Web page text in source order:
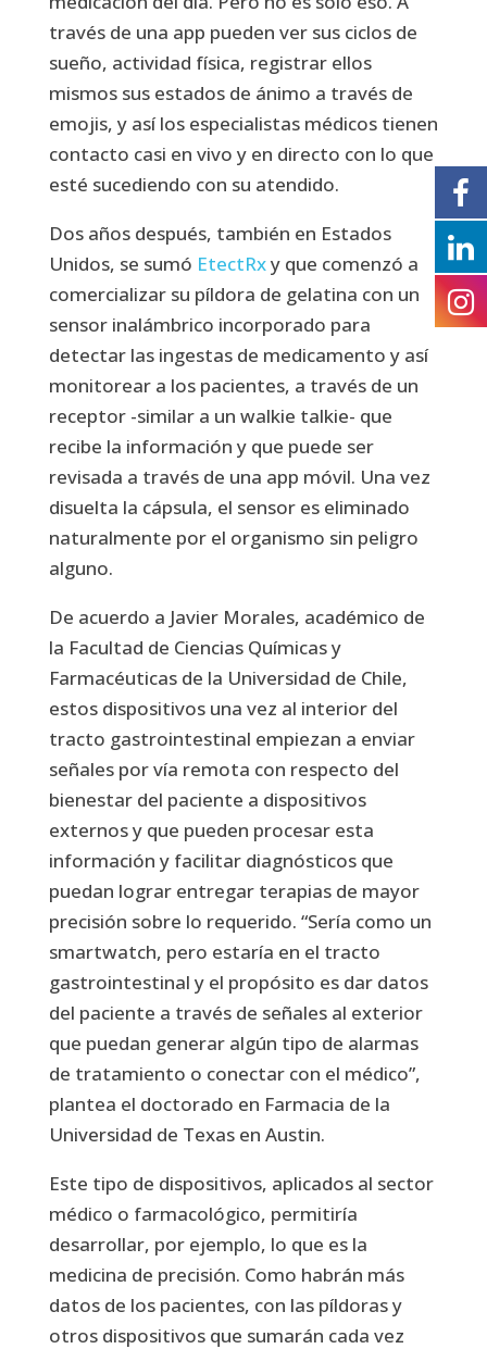
través de una app pueden ver sus ciclos de
sueño, actividad física, registrar ellos
mismos sus estados de ánimo a través de
emojis, y así los especialistas médicos tienen
contacto casi en vivo y en directo con lo que
esté sucediendo con su atendido.
Dos años después, también en Estados
Unidos, se sumó EtectRxy que comenzó a
comercializar su píldora de gelatina con un
sensor inalámbrico incorporado para
detectar las ingestas de medicamento y así
monitorear a los pacientes, a través de un
receptor -similar a un walkie talkie- que
recibe la información y que puede ser
revisada a través de una app móvil. Una vez
disuelta la cápsula, el sensor es eliminado
naturalmente por el organismo sin peligro
alguno.
De acuerdo a Javier Morales, académico de
la Facultad de Ciencias Químicas y
Farmacéuticas de la Universidad de Chile,
estos dispositivos una vez al interior del
tracto gastrointestinal empiezan a enviar
señales por vía remota con respecto del
bienestar del paciente a dispositivos
externos y que pueden procesar esta
información y facilitar diagnósticos que
puedan lograr entregar terapias de mayor
precisión sobre lo requerido. “Sería como un
smartwatch, pero estaría en el tracto
gastrointestinal y el propósito es dar datos
del paciente a través de señales al exterior
que puedan generar algún tipo de alarmas
de tratamiento o conectar con el médico”,
plantea el doctorado en Farmacia de la
Universidad de Texas en Austin.
Este tipo de dispositivos, aplicados al sector
médico o farmacológico, permitiría
desarrollar, por ejemplo, lo que es la
medicina de precisión. Como habrán más
datos de los pacientes, con las píldoras y
otros dispositivos que sumarán cada vez